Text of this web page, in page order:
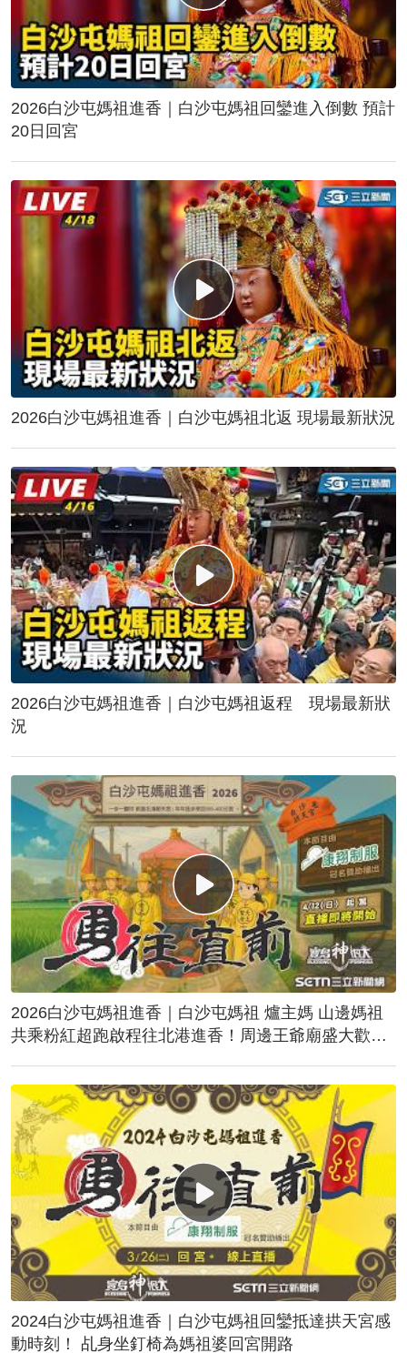
2026白沙屯媽祖進香｜白沙屯媽祖回鑾進入倒數 預計
20日回宮
2026白沙屯媽祖進香｜白沙屯媽祖北返 現場最新狀況
2026白沙屯媽祖進香｜白沙屯媽祖返程 現場最新狀
況
2026白沙屯媽祖進香｜白沙屯媽祖 爐主媽 山邊媽祖
共乘粉紅超跑啟程往北港進香！周邊王爺廟盛大歡
2024白沙屯媽祖進香｜白沙屯媽祖回鑾抵達拱天宮感
動時刻！ 乩身坐釘椅為媽祖婆回宮開路